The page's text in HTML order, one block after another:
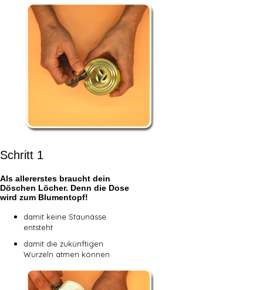
Schritt 1
Als allererstes braucht dein
Döschen Löcher. Denn die Dose
wird zum Blumentopf!
damit keine Staunässe
entsteht
damit die zukünftigen
Wurzeln atmen können